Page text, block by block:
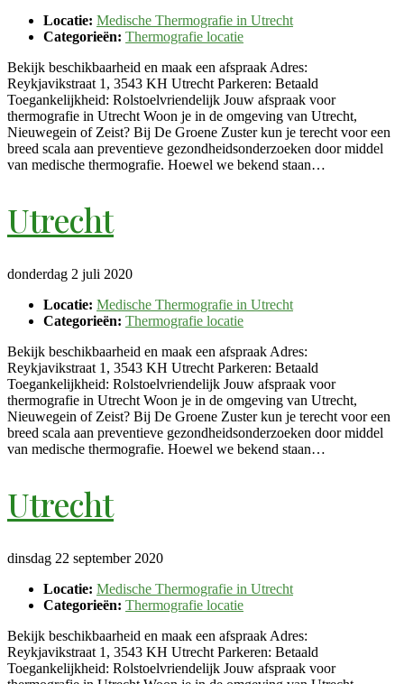
Locatie: Medische Thermografie in Utrecht
Categorieën: Thermografie locatie
Bekijk beschikbaarheid en maak een afspraak Adres:
Reykjavikstraat 1, 3543 KH Utrecht Parkeren: Betaald
Toegankelijkheid: Rolstoelvriendelijk Jouw afspraak voor
thermografie in Utrecht Woon je in de omgeving van Utrecht,
Nieuwegein of Zeist? Bij De Groene Zuster kun je terecht voor een
breed scala aan preventieve gezondheidsonderzoeken door middel
van medische thermografie. Hoewel we bekend staan…
Utrecht
donderdag 2 juli 2020
Locatie: Medische Thermografie in Utrecht
Categorieën: Thermografie locatie
Bekijk beschikbaarheid en maak een afspraak Adres:
Reykjavikstraat 1, 3543 KH Utrecht Parkeren: Betaald
Toegankelijkheid: Rolstoelvriendelijk Jouw afspraak voor
thermografie in Utrecht Woon je in de omgeving van Utrecht,
Nieuwegein of Zeist? Bij De Groene Zuster kun je terecht voor een
breed scala aan preventieve gezondheidsonderzoeken door middel
van medische thermografie. Hoewel we bekend staan…
Utrecht
dinsdag 22 september 2020
Locatie: Medische Thermografie in Utrecht
Categorieën: Thermografie locatie
Bekijk beschikbaarheid en maak een afspraak Adres:
Reykjavikstraat 1, 3543 KH Utrecht Parkeren: Betaald
Toegankelijkheid: Rolstoelvriendelijk Jouw afspraak voor